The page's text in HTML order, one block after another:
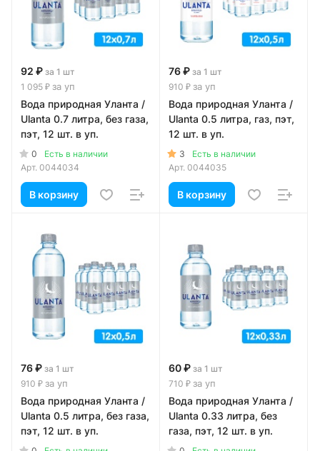
92 ₽ за 1 шт
1 095 ₽ за уп
Вода природная Уланта /
Ulanta 0.7 литра, без газа,
пэт, 12 шт. в уп.
0
Есть в наличии
Арт. 0044034
В корзину
76 ₽ за 1 шт
910 ₽ за уп
Вода природная Уланта /
Ulanta 0.5 литра, газ, пэт,
12 шт. в уп.
3
Есть в наличии
Арт. 0044035
В корзину
76 ₽ за 1 шт
910 ₽ за уп
Вода природная Уланта /
Ulanta 0.5 литра, без газа,
пэт, 12 шт. в уп.
60 ₽ за 1 шт
710 ₽ за уп
Вода природная Уланта /
Ulanta 0.33 литра, без
газа, пэт, 12 шт. в уп.